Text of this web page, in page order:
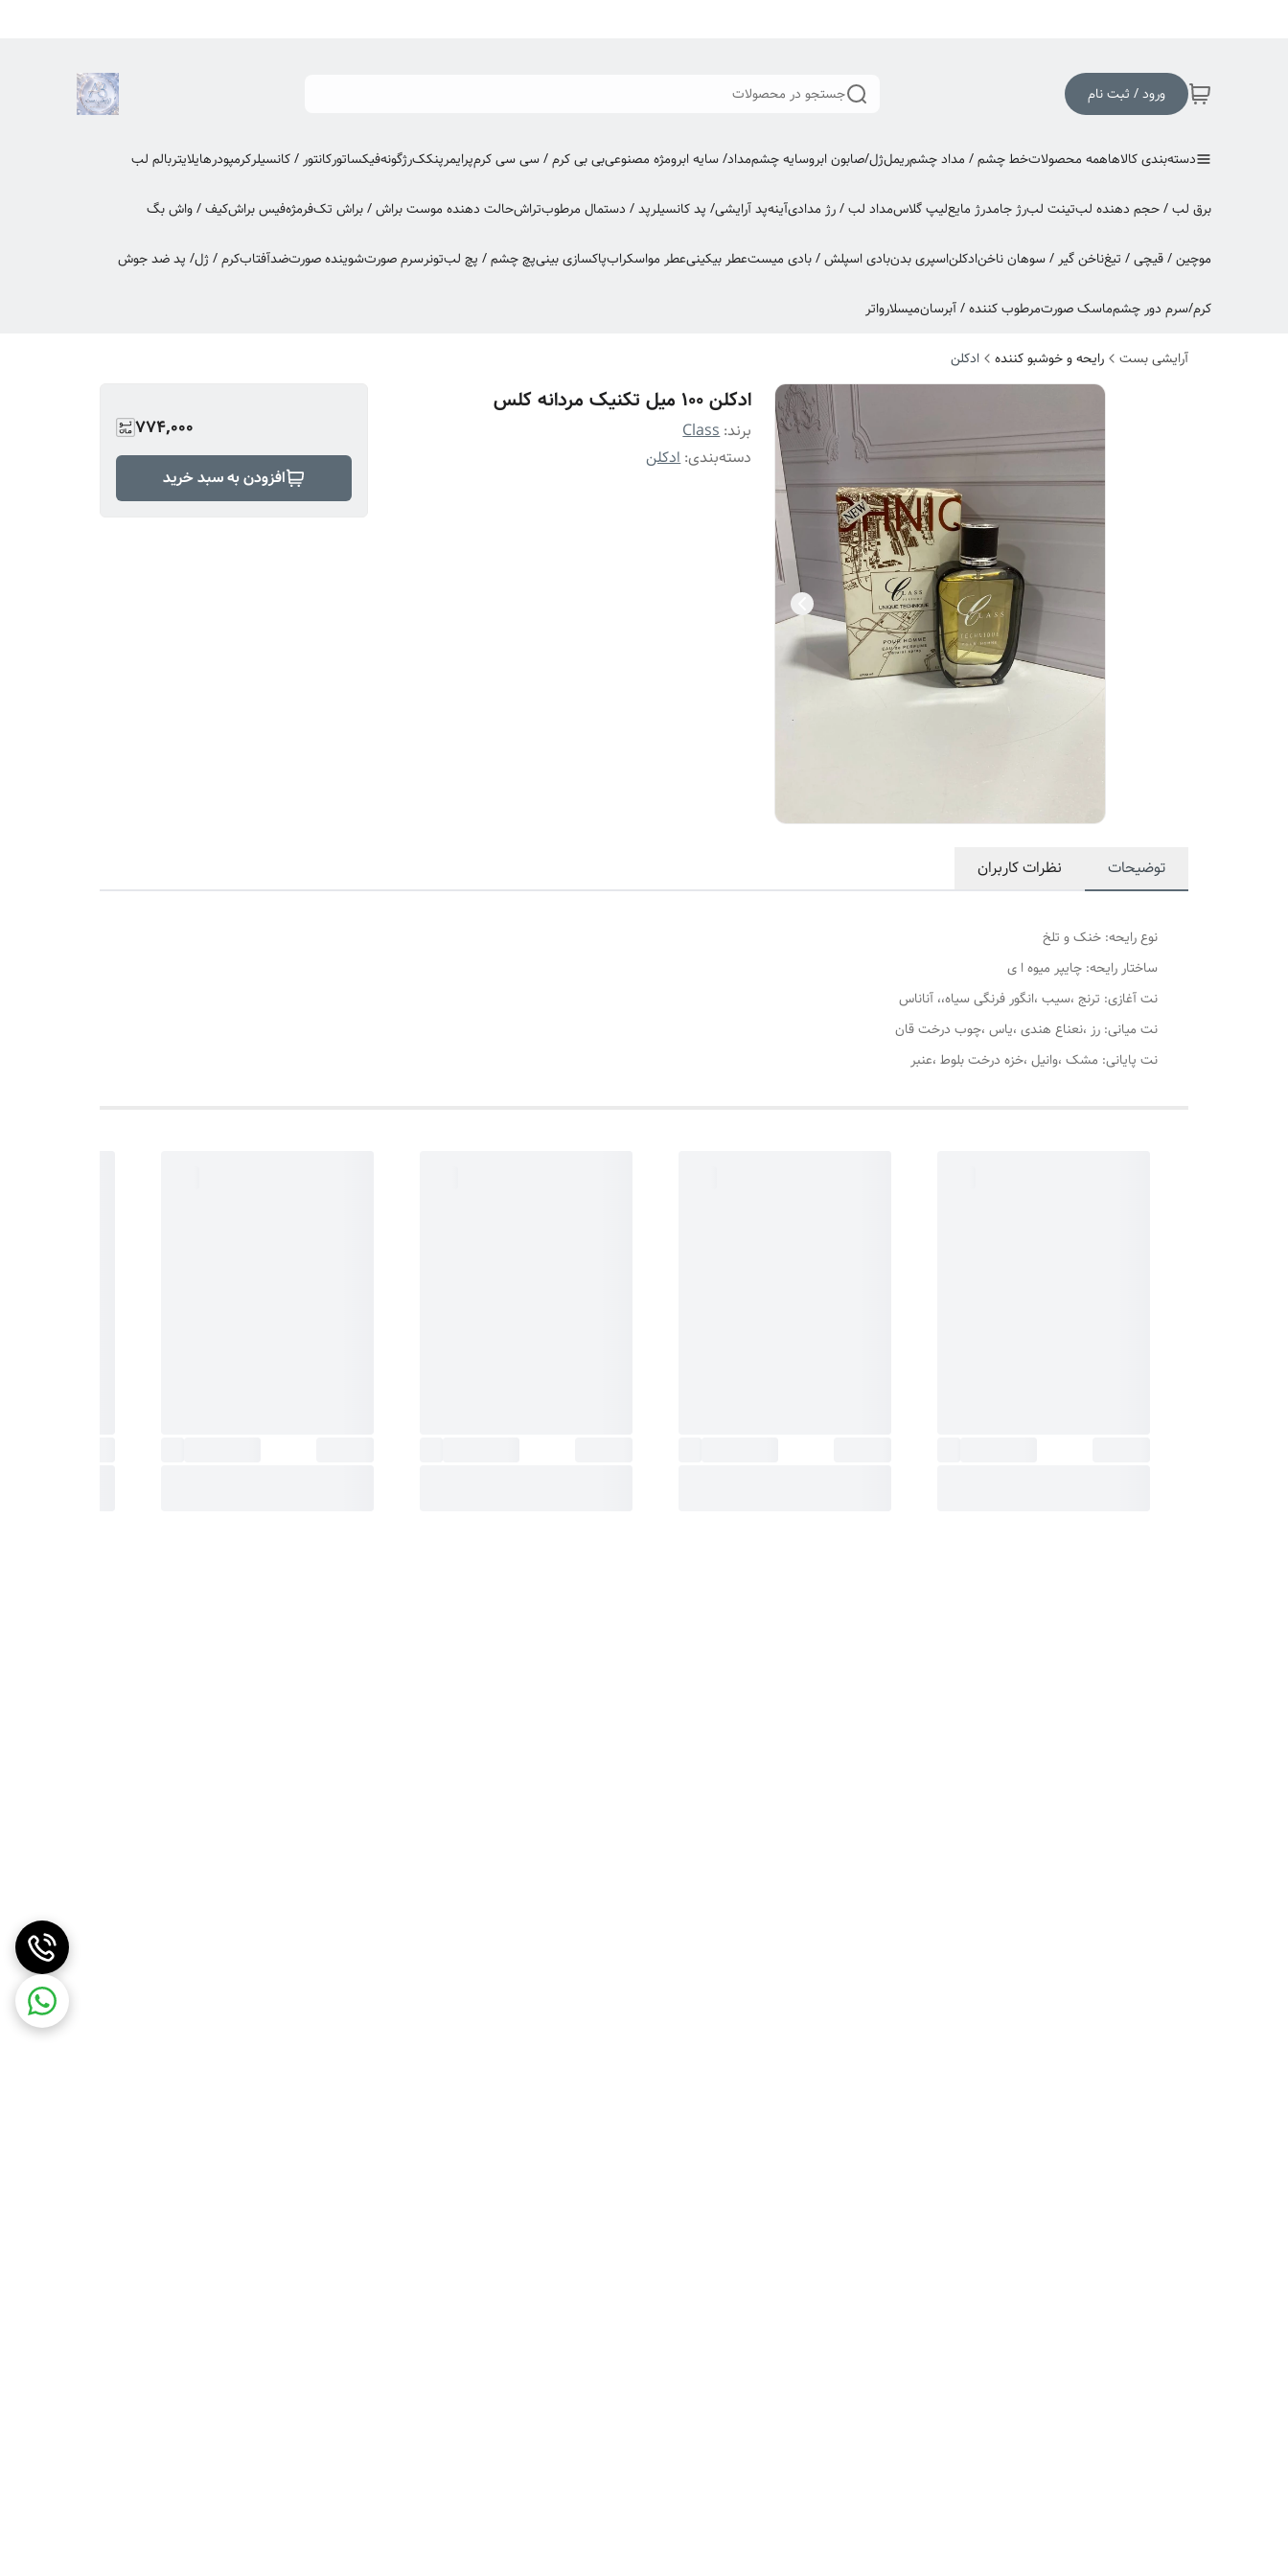
ورود / ثبت نام جستجو در محصولات
دسته‌بندی کالاهاهمه محصولاتخط چشم / مداد چشمریملژل/صابون ابروسایه چشممداد/ سایه ابرومژه مصنوعیبی بی کرم / سی سی کرمپرایمرپنککرژگونهفیکساتورکانتور / کانسیلرکرمپودرهایلایتربالم لب
برق لب / حجم دهنده لبتینت لبرژ جامدرژ مایعلیپ گلاسمداد لب / رژ مدادیآینهپد آرایشی/ پد کانسیلرپد / دستمال مرطوبتراشحالت دهنده موست براش / براش تکفرمژهفیس براشکیف / واش بگ
موچین / قیچی / تیغناخن گیر / سوهان ناخنادکلناسپری بدنبادی اسپلش / بادی میستعطر بیکینیعطر مواسکرابپاکسازی بینیپچ چشم / پچ لبتونرسرم صورتشوینده صورتضدآفتابکرم / ژل/ پد ضد جوش
کرم/سرم دور چشمماسک صورتمرطوب کننده / آبرسانمیسلارواتر
آرایشی بست رایحه و خوشبو کننده ادکلن
ادکلن ۱۰۰ میل تکنیک مردانه کلس
برند:Class
دسته‌بندی:ادکلن
774,000
افزودن به سبد خرید
توضیحات نظرات کاربران
نوع رایحه: خنک و تلخ
ساختار رایحه: چایپر میوه ا ی
نت آغازی: ترنج ،سیب ،انگور فرنگی سیاه،، آناناس
نت میانی: رز ،نعناع هندی ،یاس ،چوب درخت قان
نت پایانی: مشک ،وانیل ،خزه درخت بلوط ،عنبر